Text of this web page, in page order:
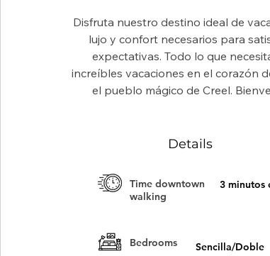
Disfruta nuestro destino ideal de
lujo y confort necesarios para
expectativas. Todo lo que
increíbles vacaciones en el corazón
el pueblo mágico de Creel.
Details
Time downtown
walking
3 minutos
Bedrooms Sencilla/Doble